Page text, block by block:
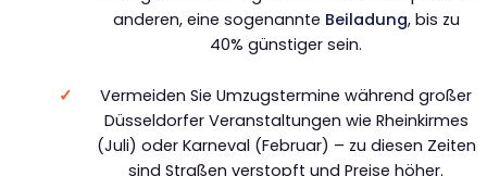
anderen, eine sogenannte Beiladung, bis zu
40% günstiger sein.
Vermeiden Sie Umzugstermine während großer
Düsseldorfer Veranstaltungen wie Rheinkirmes
(Juli) oder Karneval (Februar) – zu diesen Zeiten
sind Straßen verstopft und Preise höher.